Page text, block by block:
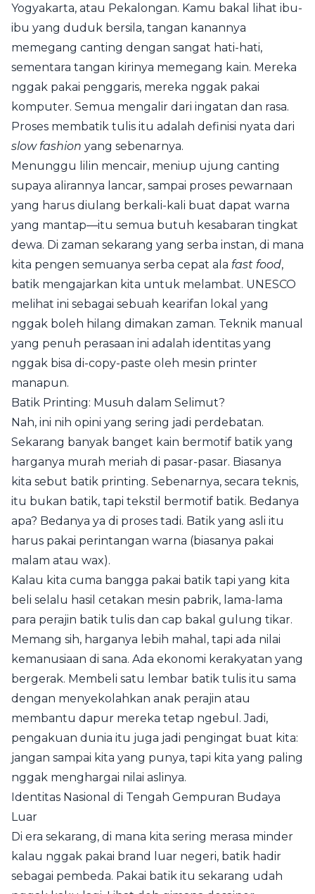
Yogyakarta, atau Pekalongan. Kamu bakal lihat ibu-
ibu yang duduk bersila, tangan kanannya
memegang canting dengan sangat hati-hati,
sementara tangan kirinya memegang kain. Mereka
nggak pakai penggaris, mereka nggak pakai
komputer. Semua mengalir dari ingatan dan rasa.
Proses membatik tulis itu adalah definisi nyata dari
slow fashion yang sebenarnya.
Menunggu lilin mencair, meniup ujung canting
supaya alirannya lancar, sampai proses pewarnaan
yang harus diulang berkali-kali buat dapat warna
yang mantap—itu semua butuh kesabaran tingkat
dewa. Di zaman sekarang yang serba instan, di mana
kita pengen semuanya serba cepat ala fast food,
batik mengajarkan kita untuk melambat. UNESCO
melihat ini sebagai sebuah kearifan lokal yang
nggak boleh hilang dimakan zaman. Teknik manual
yang penuh perasaan ini adalah identitas yang
nggak bisa di-copy-paste oleh mesin printer
manapun.
Batik Printing: Musuh dalam Selimut?
Nah, ini nih opini yang sering jadi perdebatan.
Sekarang banyak banget kain bermotif batik yang
harganya murah meriah di pasar-pasar. Biasanya
kita sebut batik printing. Sebenarnya, secara teknis,
itu bukan batik, tapi tekstil bermotif batik. Bedanya
apa? Bedanya ya di proses tadi. Batik yang asli itu
harus pakai perintangan warna (biasanya pakai
malam atau wax).
Kalau kita cuma bangga pakai batik tapi yang kita
beli selalu hasil cetakan mesin pabrik, lama-lama
para perajin batik tulis dan cap bakal gulung tikar.
Memang sih, harganya lebih mahal, tapi ada nilai
kemanusiaan di sana. Ada ekonomi kerakyatan yang
bergerak. Membeli satu lembar batik tulis itu sama
dengan menyekolahkan anak perajin atau
membantu dapur mereka tetap ngebul. Jadi,
pengakuan dunia itu juga jadi pengingat buat kita:
jangan sampai kita yang punya, tapi kita yang paling
nggak menghargai nilai aslinya.
Identitas Nasional di Tengah Gempuran Budaya
Luar
Di era sekarang, di mana kita sering merasa minder
kalau nggak pakai brand luar negeri, batik hadir
sebagai pembeda. Pakai batik itu sekarang udah